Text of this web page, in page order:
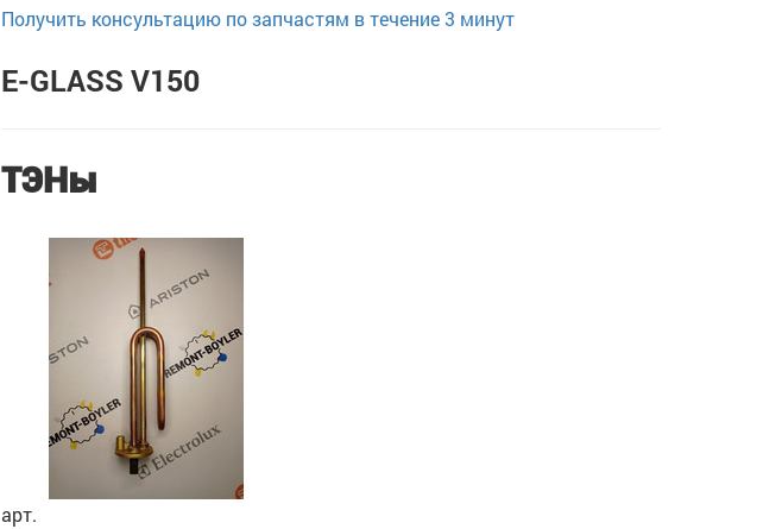
Получить консультацию по запчастям в течение 3 минут
E-GLASS V150
ТЭНы
арт.